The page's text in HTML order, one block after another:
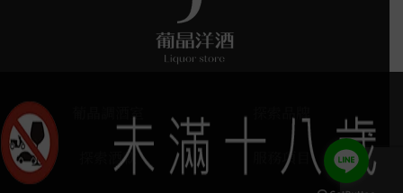
葡晶調酒室 探索品牌
探索酒款 服務項目